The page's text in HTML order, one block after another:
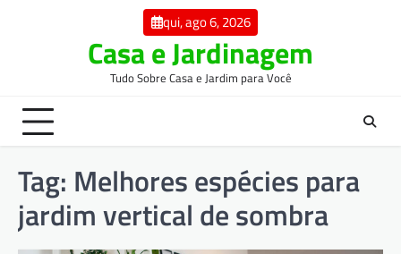
qui, ago 6, 2026
Casa e Jardinagem
Tudo Sobre Casa e Jardim para Você
Tag: Melhores espécies para
jardim vertical de sombra